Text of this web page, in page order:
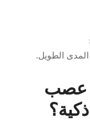
المدى الطويل.
عصب